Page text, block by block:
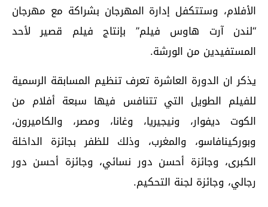
الأفلام، وستتكفل إدارة المهرجان بشراكة مع مهرجان
“لندن آرت هاوس فيلم” بإنتاج فيلم قصير لأحد
المستفيدين من الورشة.
يذكر ان الدورة العاشرة تعرف تنظيم المسابقة الرسمية
للفيلم الطويل التي تتنافس فيها سبعة أفلام من
الكوت ديفوار، ونيجيريا، وغانا، ومصر، والكاميرون،
وبوركينافاسو، والمغرب، وذلك للظفر بجائزة الداخلة
الكبرى، وجائزة أحسن دور نسائي، وجائزة أحسن دور
رجالي، وجائزة لجنة التحكيم.